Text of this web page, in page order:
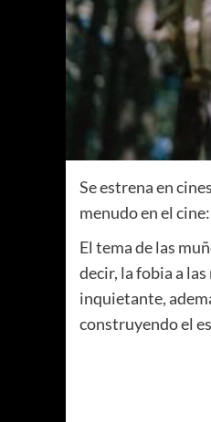
Se estrena en
menudo en el
El tema de las
decir, la fobia a
inquietante,
construyendo el